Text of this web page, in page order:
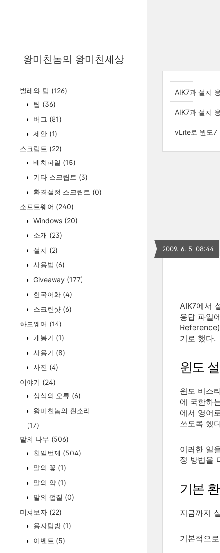
왕미친놈의 왕미친세상
벌레와 팁 (126)
팁 (36)
버그 (81)
제안 (1)
스크립트 (22)
배치파일 (15)
기타 스크립트 (3)
환경설정 스크립트 (0)
소프트웨어 (240)
Windows (20)
소개 (23)
설치 (2)
사용법 (6)
Giveaway (177)
한국어화 (4)
스크린샷 (6)
하드웨어 (14)
개봉기 (1)
사용기 (8)
사진 (4)
이야기 (24)
상식의 오류 (6)
왕미친놈의 흰소리
(17)
말의 나무 (506)
천일번제 (504)
말의 꽃 (1)
말의 약 (1)
말의 껍질 (0)
미쳐보자 (22)
용자탐방 (1)
이벤트 (5)
AIK7과 설치
AIK7과 설치
vLite로 윈도7
2009. 6. 5. 08:44
AIK7에서
응답 파일
기로 했다.
윈도
윈도 비스
에 국한하
에서 영어
쓰도록 했
이러한 일
정 방법을
기본
지금까지
기본적으